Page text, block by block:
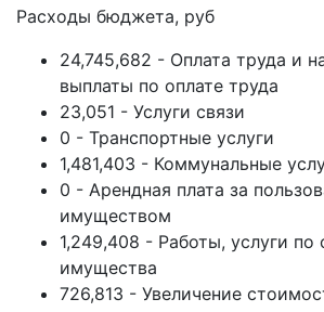
Расходы бюджета, руб
24,745,682 - Оплата труда и
выплаты по оплате труда
23,051 - Услуги связи
0 - Транспортные услуги
1,481,403 - Коммунальные
0 - Арендная плата за
имуществом
1,249,408 - Работы, услуги
имущества
726,813 - Увеличение